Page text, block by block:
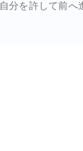
自分を許して前へ